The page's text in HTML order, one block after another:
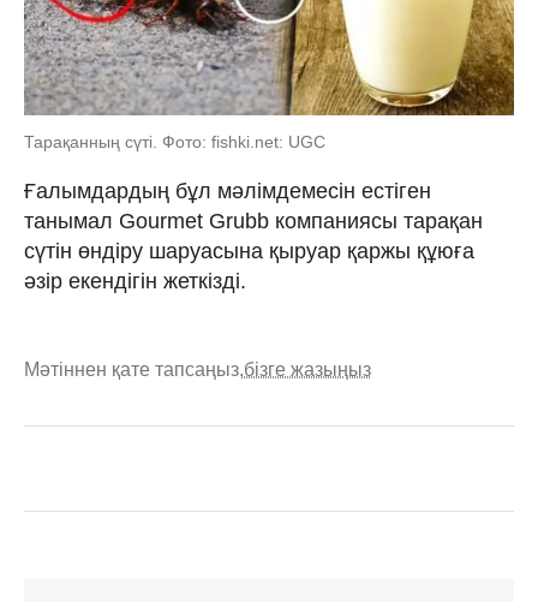
Тарақанның сүті. Фото: fishki.net: UGC
Ғалымдардың бұл мәлімдемесін естіген
танымал Gourmet Grubb компаниясы тарақан
сүтін өндіру шаруасына қыруар қаржы құюға
әзір екендігін жеткізді.
Мәтіннен қате тапсаңыз,бізге жазыңыз